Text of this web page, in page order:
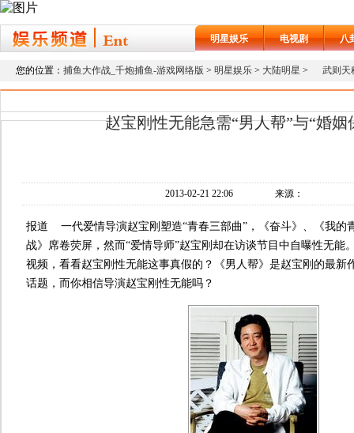
明星娱乐 电视剧 八
您的位置： 捕鱼大作战_千炮捕鱼-游戏网络版 > 明星娱乐 > 大陆明星 > 武则天
赵宝刚性无能急需“男人帮”与“婚姻
2013-02-21 22:06 来源：
报道 一代爱情导演赵宝刚塑造“青春三部曲”，《奋斗》、《我的
战》席卷荧屏，然而“爱情导师”赵宝刚却在访谈节目中自曝性无能
视频，看看赵宝刚性无能这事真假的？《男人帮》是赵宝刚的最新
话题，而你相信导演赵宝刚性无能吗？